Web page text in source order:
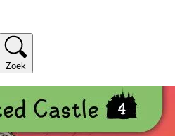
Zoek